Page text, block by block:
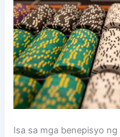
Isa sa mga benepisyo